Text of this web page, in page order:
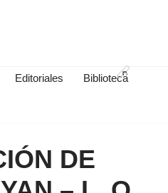
Editoriales
Biblioteca
DE